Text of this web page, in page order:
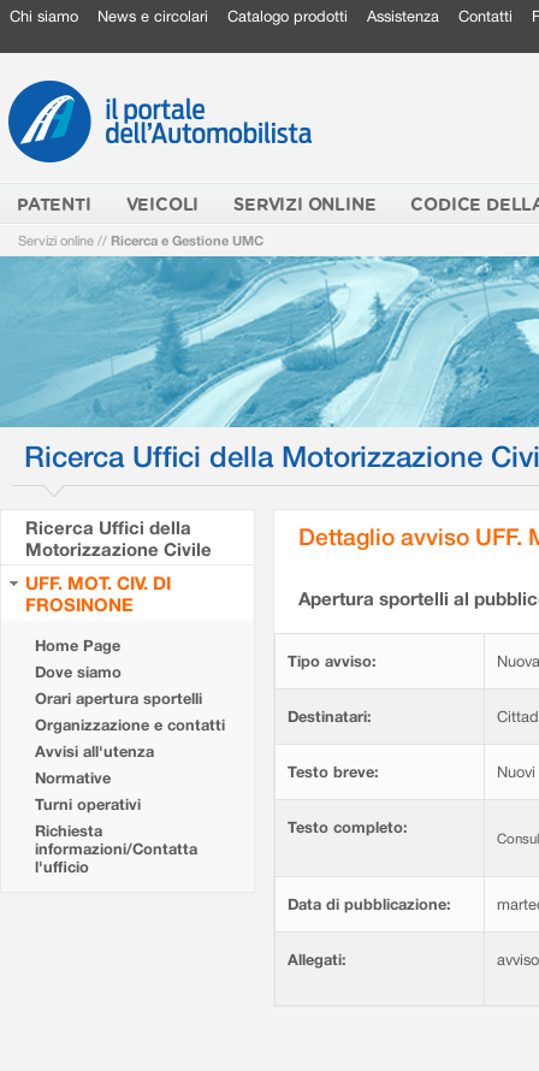
Chi siamo News e circolari Catalogo prodotti Assistenza Contatti
PATENTI VEICOLI SERVIZI ONLINE CODICE
Servizi online // Ricerca e Gestione UMC
Ricerca Uffici della Motorizzazione
Ricerca Uffici della
Motorizzazione Civile
UFF. MOT. CIV. DI
FROSINONE
Home Page
Dove siamo
Orari apertura sportelli
Organizzazione e contatti
Avvisi all'utenza
Normative
Turni operativi
Richiesta
informazioni/Contatta
l'ufficio
Dettaglio avviso UFF.
Apertura sportelli al
Tipo avviso:
Destinatari:
Testo breve:
Testo completo:
Data di pubblicazione:
Allegati: